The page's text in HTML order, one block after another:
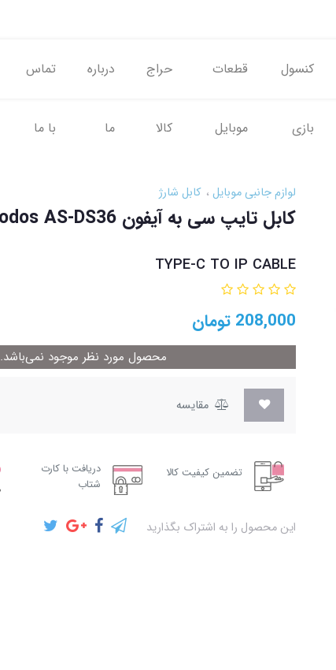
کنسول
بازی
قطعات
موبایل
حراج
کالا
درباره
ما
تماس
با ما
لوازم جانبی موبایل کابل شارژ
کابل تایپ سی به آیفون abodos AS-DS36
TYPE-C TO IP CABLE
208,000 تومان
محصول مورد نظر موجود نمی‌باشد.
مقایسه
تضمین کیفیت کالا
دریافت با کارت
شتاب
این محصول را به اشتراک بگذارید